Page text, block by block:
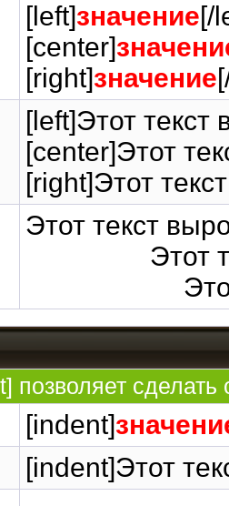
[left]значение[/
[center]
[right]значение
[left]Этот
[center]Этот
[right]Этот
Этот текст
Этот
позволяет сделать
[indent]
[indent]Этот